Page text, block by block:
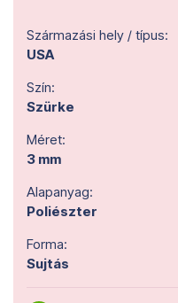
Származási hely / típus:
USA
Szín:
Szürke
Méret:
3 mm
Alapanyag:
Poliészter
Forma:
Sujtás